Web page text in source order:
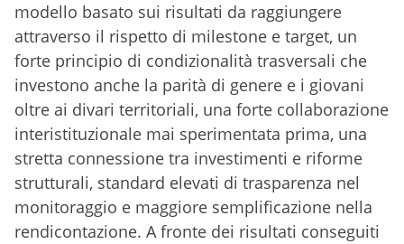
modello basato sui risultati da raggiungere
attraverso il rispetto di milestone e target, un
forte principio di condizionalità trasversali che
investono anche la parità di genere e i giovani
oltre ai divari territoriali, una forte collaborazione
interistituzionale mai sperimentata prima, una
stretta connessione tra investimenti e riforme
strutturali, standard elevati di trasparenza nel
monitoraggio e maggiore semplificazione nella
rendicontazione. A fronte dei risultati conseguiti